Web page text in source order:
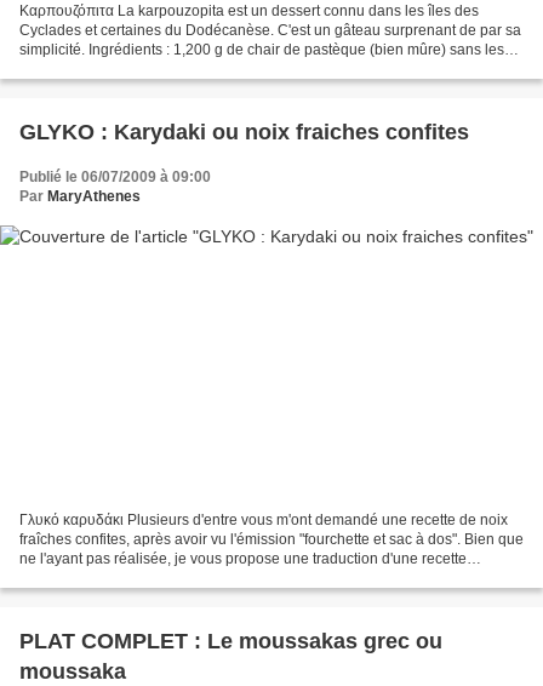
Καρπουζόπιτα La karpouzopita est un dessert connu dans les îles des
Cyclades et certaines du Dodécanèse. C'est un gâteau surprenant de par sa
simplicité. Ingrédients : 1,200 g de chair de pastèque (bien mûre) sans les
GLYKO : Karydaki ou noix fraiches confites
Publié le 06/07/2009 à 09:00
Par MaryAthenes
Γλυκό καρυδάκι Plusieurs d'entre vous m'ont demandé une recette de noix
fraîches confites, après avoir vu l'émission "fourchette et sac à dos". Bien que
ne l'ayant pas réalisée, je vous propose une traduction d'une recette
PLAT COMPLET : Le moussakas grec ou
moussaka